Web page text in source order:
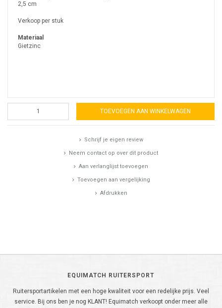
2,5 cm
Verkoop per stuk
Materiaal
Gietzinc
TOEVOEGEN AAN WINKELWAGEN
Schrijf je eigen review
Neem contact op over dit product
Aan verlanglijst toevoegen
Toevoegen aan vergelijking
Afdrukken
EQUIMATCH RUITERSPORT
Ruitersportartikelen met een hoge kwaliteit voor een redelijke prijs. Veel
service. Bij ons ben je nog KLANT! Equimatch verkoopt onder meer alle